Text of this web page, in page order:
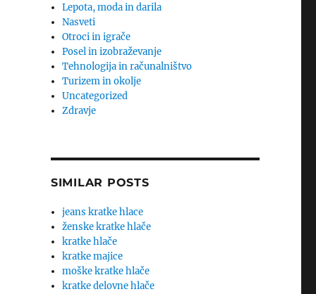
Lepota, moda in darila
Nasveti
Otroci in igrače
Posel in izobraževanje
Tehnologija in računalništvo
Turizem in okolje
Uncategorized
Zdravje
SIMILAR POSTS
jeans kratke hlace
ženske kratke hlače
kratke hlače
kratke majice
moške kratke hlače
kratke delovne hlače